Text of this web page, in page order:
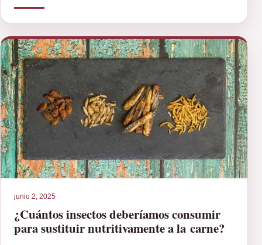
junio 2, 2025
¿Cuántos insectos deberíamos consumir
para sustituir nutritivamente a la carne?